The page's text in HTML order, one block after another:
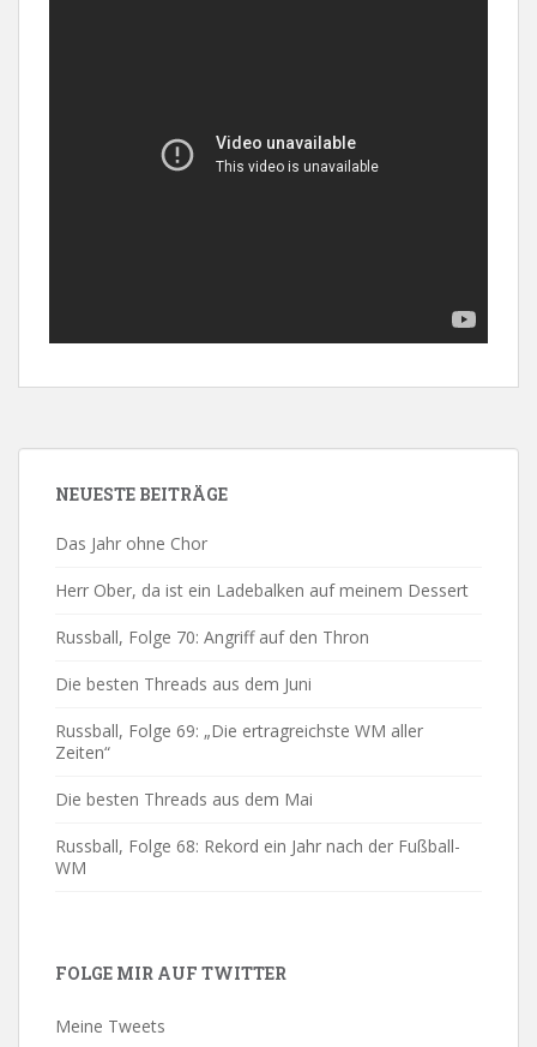
NEUESTE BEITRÄGE
Das Jahr ohne Chor
Herr Ober, da ist ein Ladebalken auf meinem Dessert
Russball, Folge 70: Angriff auf den Thron
Die besten Threads aus dem Juni
Russball, Folge 69: „Die ertragreichste WM aller
Zeiten“
Die besten Threads aus dem Mai
Russball, Folge 68: Rekord ein Jahr nach der Fußball-
WM
FOLGE MIR AUF TWITTER
Meine Tweets